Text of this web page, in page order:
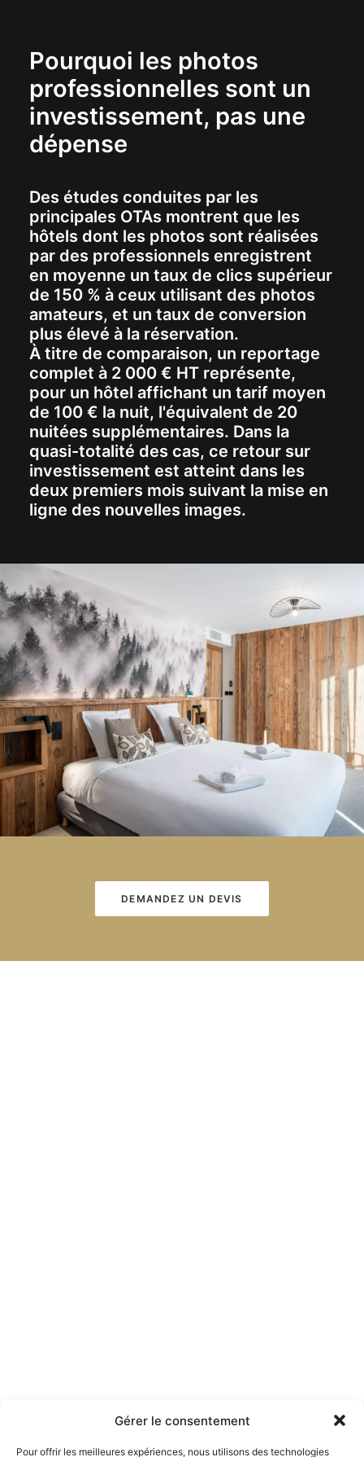
Gérer le consentement
Pour offrir les meilleures expériences, nous utilisons des technologies
Pourquoi les photos
professionnelles sont un
investissement, pas une
dépense
Des études conduites par les
principales OTAs montrent que les
hôtels dont les photos sont réalisées
par des professionnels enregistrent
en moyenne un taux de clics supérieur
de 150 % à ceux utilisant des photos
amateurs, et un taux de conversion
plus élevé à la réservation.
À titre de comparaison, un reportage
complet à 2 000 € HT représente,
pour un hôtel affichant un tarif moyen
de 100 € la nuit, l'équivalent de 20
nuitées supplémentaires. Dans la
quasi-totalité des cas, ce retour sur
investissement est atteint dans les
deux premiers mois suivant la mise en
ligne des nouvelles images.
DEMANDEZ UN DEVIS